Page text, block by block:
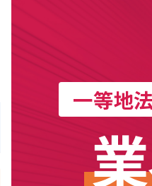
⼀等地法